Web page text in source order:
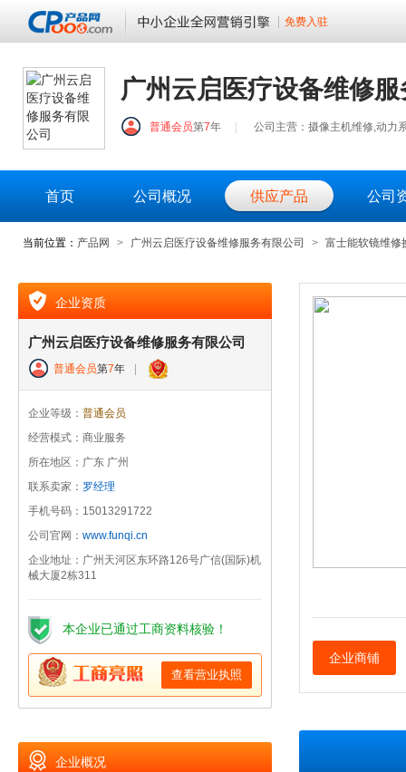
免费入驻
广州云启医疗设备维修
普通会员第7年 公司主营：摄像主机维修,动力
首页 公司概况 供应产品 公司
当前位置： 产品网 > 广州云启医疗设备维修服务有限公司 > 富士能软镜维修
企业资质
广州云启医疗设备维修服务有限公司
普通会员第7年
企业等级： 普通会员
经营模式：商业服务
所在地区：广东 广州
联系卖家： 罗经理
手机号码：15013291722
公司官网： www.funqi.cn
企业地址：广州天河区东环路126号广信(国际)机
械大厦2栋311
本企业已通过工商资料核验！
查看营业执照
企业概况
企业商铺